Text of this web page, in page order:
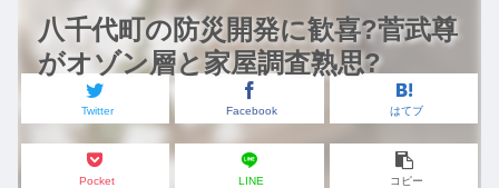
八千代町の防災開発に歓喜?菅武尊
がオゾン層と家屋調査熟思?
Twitter Facebook はてブ
Pocket LINE コピー